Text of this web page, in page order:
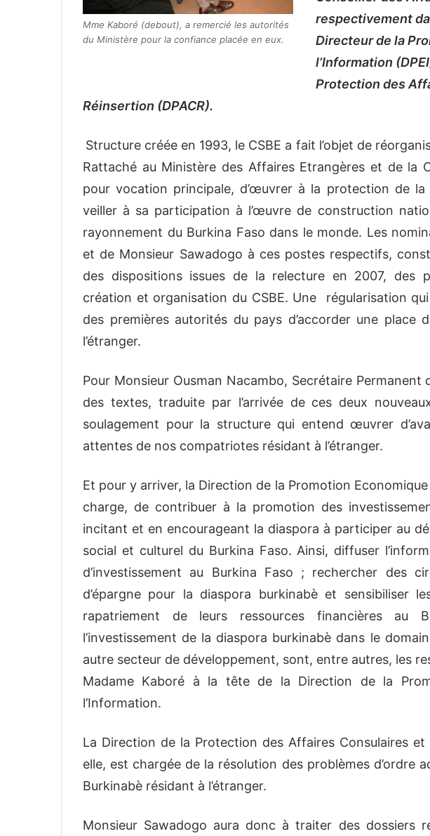
Mme Kaboré (debout), a remercié les autorités
du Ministère pour la confiance placée en eux.
respectivement
Directeur de la
l’Information
Protection des
Réinsertion (DPACR).
Structure créée en 1993, le CSBE a fait l’objet de
Rattaché au Ministère des Affaires Etrangères et de la
pour vocation principale, d’œuvrer à la protection de
veiller à sa participation à l’œuvre de construction
rayonnement du Burkina Faso dans le monde. Les
et de Monsieur Sawadogo à ces postes respectifs,
des dispositions issues de la relecture en 2007, des
création et organisation du CSBE. Une régularisation
des premières autorités du pays d’accorder une place
l’étranger.
Pour Monsieur Ousman Nacambo, Secrétaire Permanent
des textes, traduite par l’arrivée de ces deux
soulagement pour la structure qui entend œuvrer
attentes de nos compatriotes résidant à l’étranger.
Et pour y arriver, la Direction de la Promotion
charge, de contribuer à la promotion des
incitant et en encourageant la diaspora à participer au
social et culturel du Burkina Faso. Ainsi, diffuser
d’investissement au Burkina Faso ; rechercher des
d’épargne pour la diaspora burkinabè et sensibiliser
rapatriement de leurs ressources financières au
l’investissement de la diaspora burkinabè dans le
autre secteur de développement, sont, entre autres, les
Madame Kaboré à la tête de la Direction de la
l’Information.
La Direction de la Protection des Affaires Consulaires
elle, est chargée de la résolution des problèmes d’ordre
Burkinabè résidant à l’étranger.
Monsieur Sawadogo aura donc à traiter des dossiers